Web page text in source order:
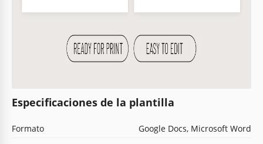
Especificaciones de la plantilla
Formato
Google Docs, Microsoft Word